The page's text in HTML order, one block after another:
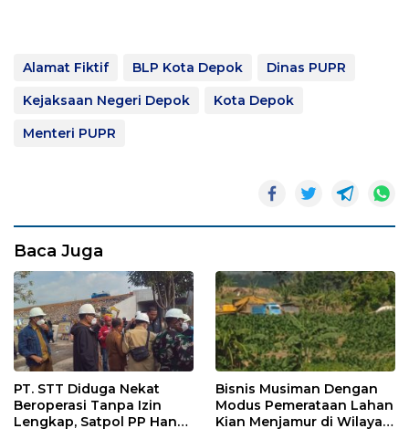
Alamat Fiktif BLP Kota Depok
Dinas PUPR
Kejaksaan Negeri Depok
Kota Depok
Menteri PUPR
Baca Juga
PT. STT Diduga Nekat
Beroperasi Tanpa Izin
Lengkap, Satpol PP Hanya
Bisnis Musiman Dengan
Modus Pemerataan Lahan
Kian Menjamur di Wilayah